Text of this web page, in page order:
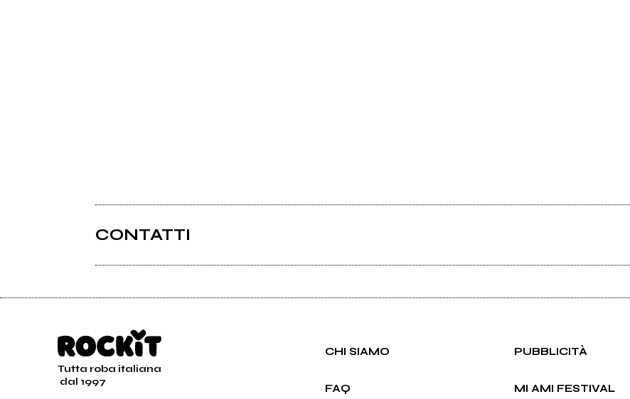
CONTATTI
Tutta roba italiana
dal 1997
CHI SIAMO PUBBLICITÀ
FAQ MI AMI FESTIVAL